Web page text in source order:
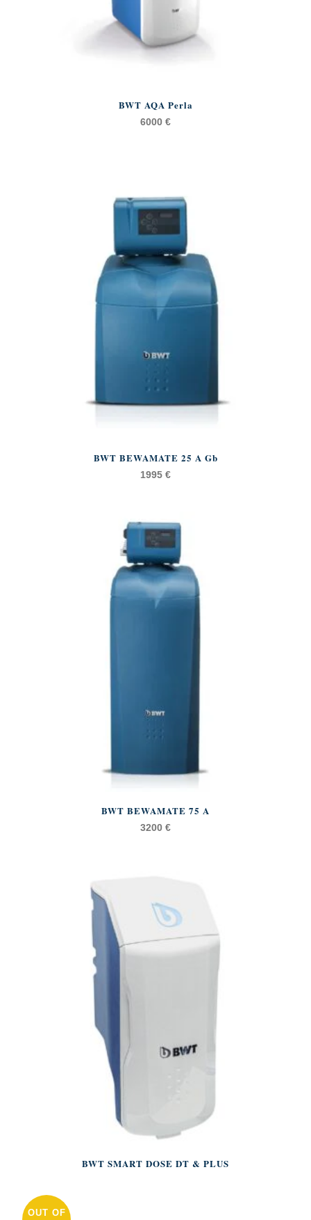
BWT AQA Perla
6000 €
BWT BEWAMATE 25 A Gb
1995 €
BWT BEWAMATE 75 A
3200 €
BWT SMART DOSE DT & PLUS
OUT OF